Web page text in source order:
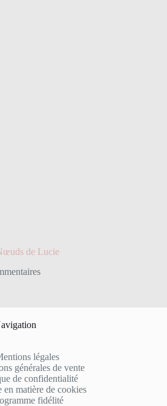
de Lucie
légales
générales de vente
de confidentialité
en matière de cookies
fidélité